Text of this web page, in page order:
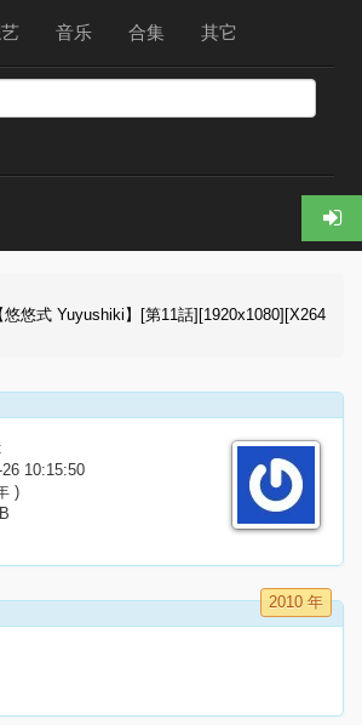
音乐 合集 其它
悠悠式 Yuyushiki】[第11話][1920x1080][X264
10:15:50
)
2010 年